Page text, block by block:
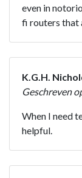
even in
fi routers that
K.G.H.
Geschreven
When I need
helpful.